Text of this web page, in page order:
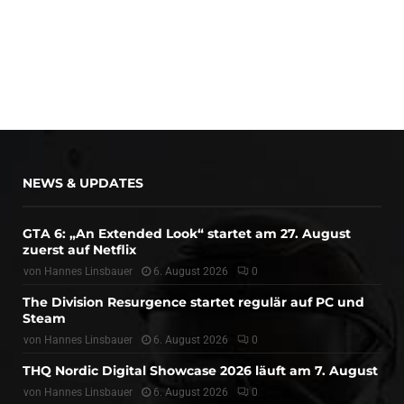
NEWS & UPDATES
GTA 6: „An Extended Look“ startet am 27. August
zuerst auf Netflix
von Hannes Linsbauer 6. August 2026 0
The Division Resurgence startet regulär auf PC und
Steam
von Hannes Linsbauer 6. August 2026 0
THQ Nordic Digital Showcase 2026 läuft am 7. August
von Hannes Linsbauer 6. August 2026 0